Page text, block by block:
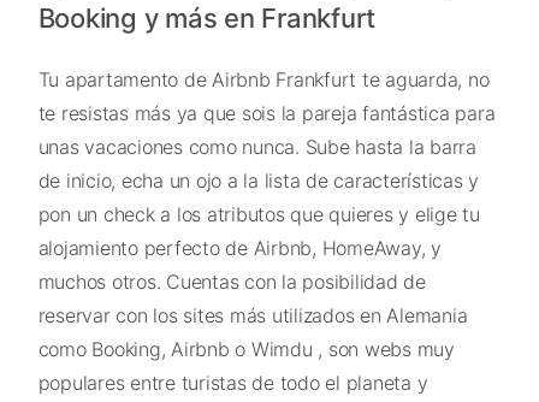
Booking y más en Frankfurt
Tu apartamento de Airbnb Frankfurt te aguarda, no
te resistas más ya que sois la pareja fantástica para
unas vacaciones como nunca. Sube hasta la barra
de inicio, echa un ojo a la lista de características y
pon un check a los atributos que quieres y elige tu
alojamiento perfecto de Airbnb, HomeAway, y
muchos otros. Cuentas con la posibilidad de
reservar con los sites más utilizados en Alemania
como Booking, Airbnb o Wimdu , son webs muy
populares entre turistas de todo el planeta y